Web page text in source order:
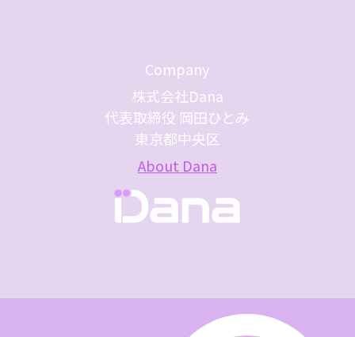
Company
株式会社Dana
代表取締役 岡田ひとみ
東京都中央区
About Dana